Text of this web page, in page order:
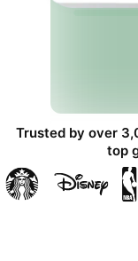
Trusted by over
top